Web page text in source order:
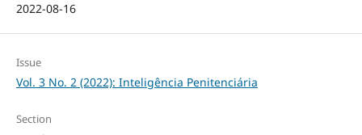
2022-08-16
Issue
Vol. 3 No. 2 (2022): Inteligência Penitenciária
Section